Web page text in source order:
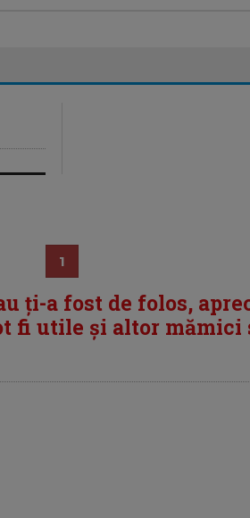
1
ți-a fost de folos,
fi utile și altor mămici